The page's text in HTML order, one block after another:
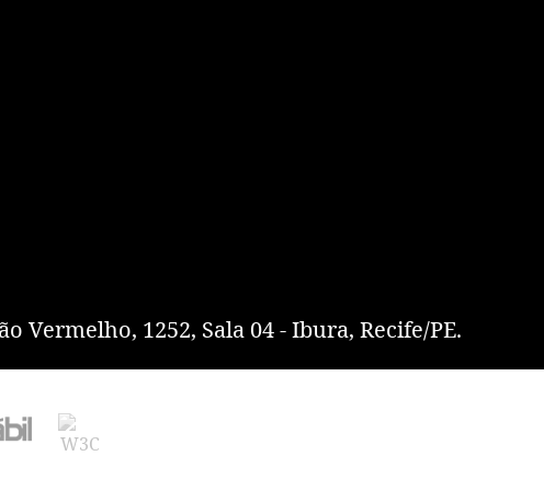
Vermelho, 1252, Sala 04 - Ibura, Recife/PE.